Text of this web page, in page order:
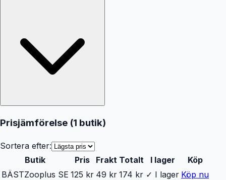
Prisjämförelse (1 butik)
Sortera efter:
Butik
Pris Frakt Totalt I lager
Köp
BÄSTZooplus SE 125 kr 49 kr 174 kr ✓ I lager Köp nu